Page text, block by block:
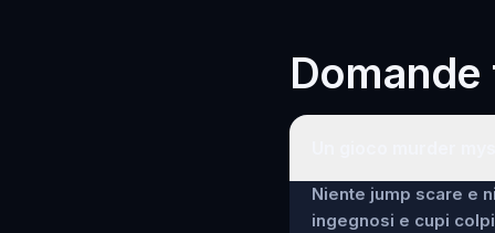
Niente jump scare e
ingegnosi e cupi